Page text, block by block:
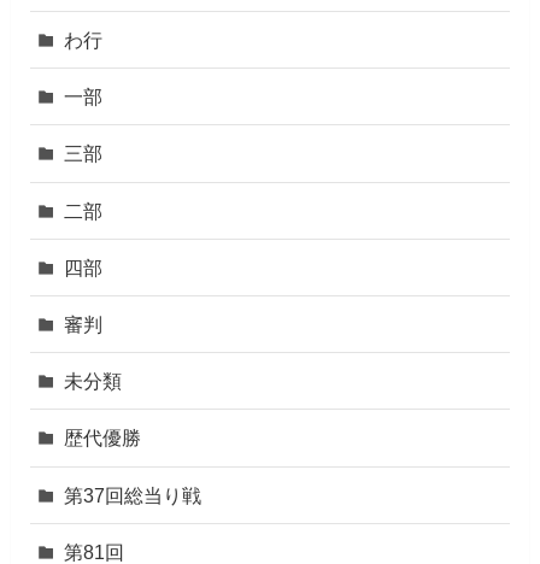
わ行
一部
三部
二部
四部
審判
未分類
歴代優勝
第37回総当り戦
第81回